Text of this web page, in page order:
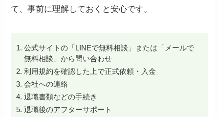
て、事前に理解しておくと安心です。
公式サイトの「LINEで無料相談」または「メールで
無料相談」から問い合わせ
利用規約を確認した上で正式依頼・入金
会社への連絡
退職書類などの手続き
退職後のアフターサポート